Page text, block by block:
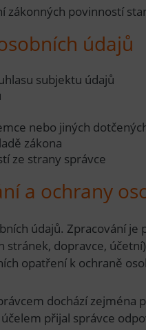
zákonných povinností
údajů
subjektu údajů
nebo jiných
zákona
ze strany správce
a ochrany
údajů. Zpracování
stránek, dopravce,
opatření k ochraně
dochází
přijal správce